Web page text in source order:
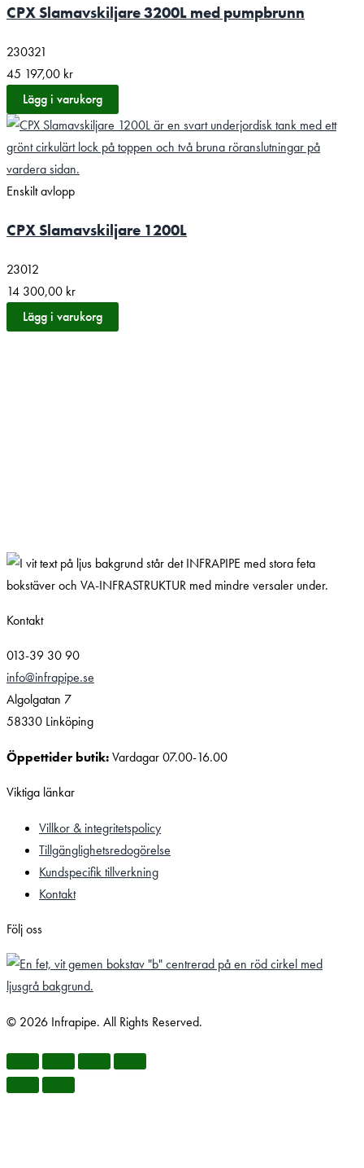
CPX Slamavskiljare 3200L med pumpbrunn
230321
45 197,00 kr
Lägg i varukorg
Enskilt avlopp
CPX Slamavskiljare 1200L
23012
14 300,00 kr
Lägg i varukorg
Kontakt
013-39 30 90
info@infrapipe.se
Algolgatan 7
58330 Linköping
Öppettider butik:Vardagar 07.00-16.00
Viktiga länkar
Villkor & integritetspolicy
Tillgänglighetsredogörelse
Kundspecifik tillverkning
Kontakt
Följ oss
© 2026 Infrapipe. All Rights Reserved.